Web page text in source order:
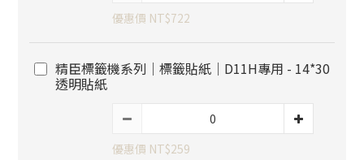
優惠價 NT$722
精臣標籤機系列｜標籤貼紙｜D11H專用 - 14*30
透明貼紙
優惠價 NT$259